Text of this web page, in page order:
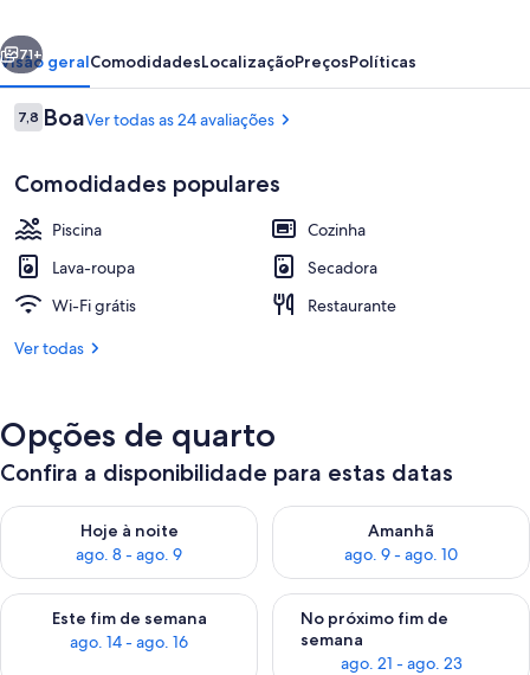
Suíte estúdio com design assinado |
Próximo
71+
Visão geralComodidadesLocalizaçãoPreçosPolíticas
Avaliações
7,87,8 de 10
BoaVer todas as 24 avaliações
Comodidades populares
Piscina
Cozinha
Lava-roupa
Secadora
Wi-Fi grátis
Restaurante
Ver todas
Opções de quarto
Confira a disponibilidade para estas datas
Hoje à noite
ago. 8 - ago. 9
Verifica a disponibilidade para esta noite, ago. 8 - ago. 9
Amanhã
ago. 9 - ago. 10
Verifica a disponibilidade
Este fim de semana
ago. 14 - ago. 16
Verifica a disponibilidade para este fim de semana, ago. 14 -
No próximo fim de
semana
ago. 21 - ago. 23
Verifica a disponibilidade